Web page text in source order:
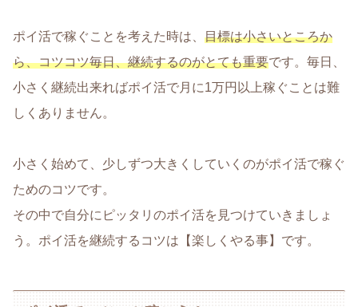
ポイ活で稼ぐことを考えた時は、 目標は小さいところか
ら、コツコツ毎日、継続するのがとても重要です。毎日、
小さく継続出来ればポイ活で月に1万円以上稼ぐことは難
しくありません。
小さく始めて、少しずつ大きくしていくのがポイ活で稼ぐ
ためのコツです。
その中で自分にピッタリのポイ活を見つけていきましょ
う。ポイ活を継続するコツは【楽しくやる事】です。